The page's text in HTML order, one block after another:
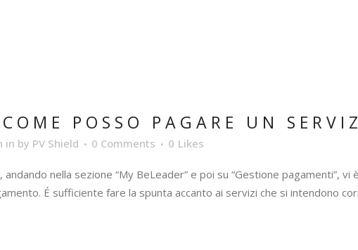
COME POSSO PAGARE UN
in by PV Shield 0 Comments 0 Likes
nella sezione “My BeLeader” e poi su “Gestione pagamenti”,
É sufficiente fare la spunta accanto ai servizi che si intendono